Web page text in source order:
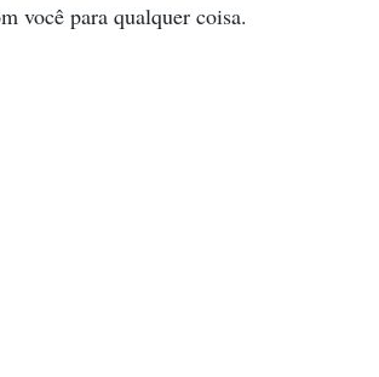
você para qualquer coisa.